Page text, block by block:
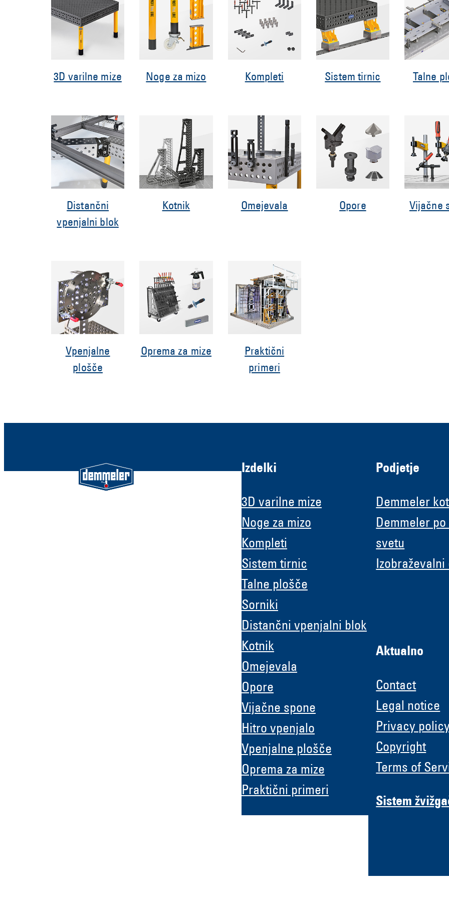
3D varilne mize Noge za mizo Kompleti Sistem tirnic Talne
Distančni
vpenjalni blok
Kotnik Omejevala Opore Vijačne
Vpenjalne
plošče
Oprema za mize
Praktični
primeri
Izdelki
3D varilne mize
Noge za mizo
Kompleti
Sistem tirnic
Talne plošče
Sorniki
Distančni vpenjalni blok
Kotnik
Omejevala
Opore
Vijačne spone
Hitro vpenjalo
Vpenjalne plošče
Oprema za mize
Praktični primeri
Podjetje
Demmeler
Demmeler po
svetu
Aktualno
Contact
Legal notice
Privacy
Copyright
Terms of
Sistem